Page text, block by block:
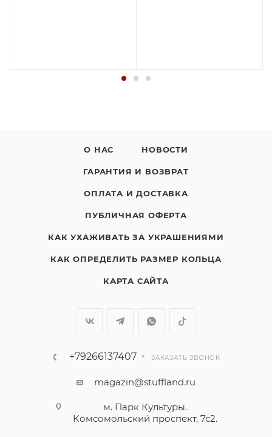
О НАС НОВОСТИ
ГАРАНТИЯ И ВОЗВРАТ
ОПЛАТА И ДОСТАВКА
ПУБЛИЧНАЯ ОФЕРТА
КАК УХАЖИВАТЬ ЗА УКРАШЕНИЯМИ
КАК ОПРЕДЕЛИТЬ РАЗМЕР КОЛЬЦА
КАРТА САЙТА
+79266137407 ЗАКАЗАТЬ ЗВОНОК
magazin@stuffland.ru
м. Парк Культуры.
Комсомольский проспект, 7с2.